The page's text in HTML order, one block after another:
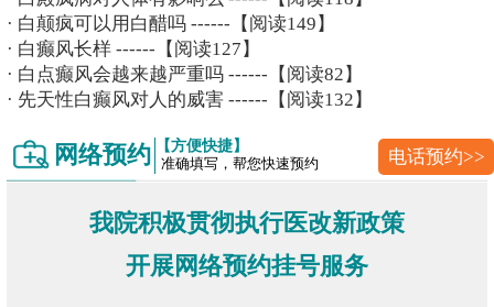
· 白颠疯可以用白醋吗 ------【阅读149】
· 白癫风长样 ------【阅读127】
· 白点癫风会越来越严重吗 ------【阅读82】
· 先天性白癫风对人的威害 ------【阅读132】
网络预约 【方便快捷】
准确填写，帮您快速预约 电话预约>>
我院积极贯彻执行医改新政策
开展网络预约挂号服务